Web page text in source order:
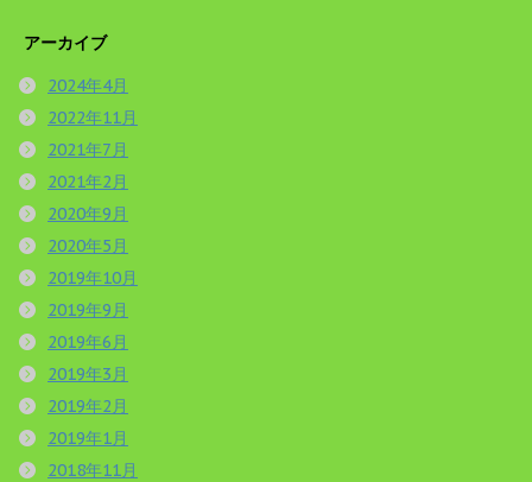
アーカイブ
2024年4月
2022年11月
2021年7月
2021年2月
2020年9月
2020年5月
2019年10月
2019年9月
2019年6月
2019年3月
2019年2月
2019年1月
2018年11月